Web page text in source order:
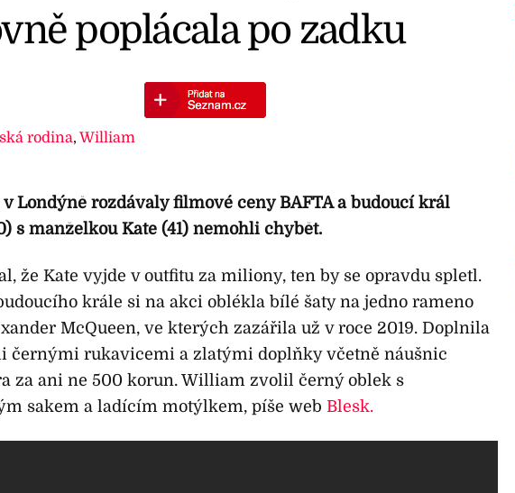
poplácala po zadku
rodina, William
v Londýně rozdávaly filmové ceny BAFTA a budoucí král
s manželkou Kate (41) nemohli chybět.
že Kate vyjde v outfitu za miliony, ten by se opravdu spletl.
krále si na akci oblékla bílé šaty na jedno rameno
McQueen, ve kterých zazářila už v roce 2019. Doplnila
černými rukavicemi a zlatými doplňky včetně náušnic
za ani ne 500 korun. William zvolil černý oblek s
sakem a ladícím motýlkem, píše web Blesk.